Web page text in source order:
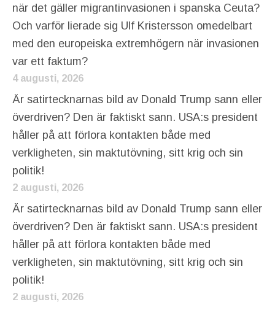
när det gäller migrantinvasionen i spanska Ceuta?
Och varför lierade sig Ulf Kristersson omedelbart
med den europeiska extremhögern när invasionen
var ett faktum?
4 augusti, 2026
Är satirtecknarnas bild av Donald Trump sann eller
överdriven? Den är faktiskt sann. USA:s president
håller på att förlora kontakten både med
verkligheten, sin maktutövning, sitt krig och sin
politik!
2 augusti, 2026
Är satirtecknarnas bild av Donald Trump sann eller
överdriven? Den är faktiskt sann. USA:s president
håller på att förlora kontakten både med
verkligheten, sin maktutövning, sitt krig och sin
politik!
2 augusti, 2026